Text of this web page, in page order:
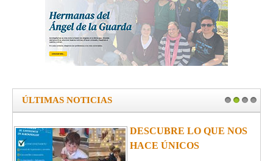
1 2 3 4
ÚLTIMAS NOTICIAS
LO QUE NOS
ÚNICOS